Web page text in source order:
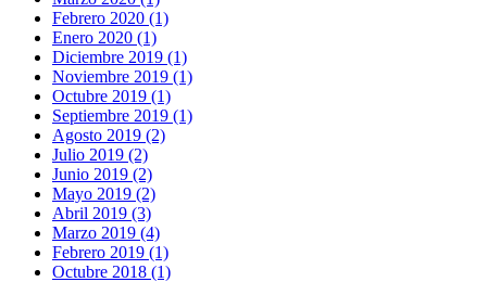
Febrero 2020 (1)
Enero 2020 (1)
Diciembre 2019 (1)
Noviembre 2019 (1)
Octubre 2019 (1)
Septiembre 2019 (1)
Agosto 2019 (2)
Julio 2019 (2)
Junio 2019 (2)
Mayo 2019 (2)
Abril 2019 (3)
Marzo 2019 (4)
Febrero 2019 (1)
Octubre 2018 (1)